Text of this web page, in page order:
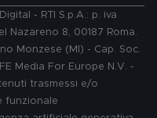
- RTI S.p.A.: p. iva
Nazareno 8, 00187 Roma.
Monzese (MI) - Cap. Soc.
Media For Europe N.V. -
trasmessi e/o
funzionale